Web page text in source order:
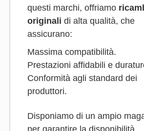
questi marchi, offriamo
originali di alta qualità, che
assicurano:
Massima compatibilità.
Prestazioni affidabili e
Conformità agli standard dei
produttori.
Disponiamo di un ampio
per garantire la disponibilità